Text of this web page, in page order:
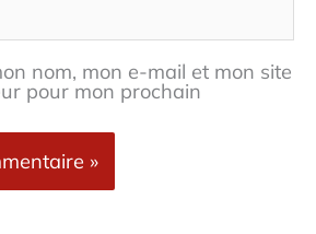
nom, mon e-mail et mon site
pour mon prochain